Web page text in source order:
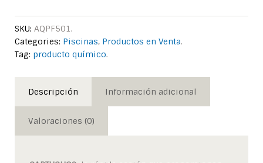
SKU: AQPF501.
Categories: Piscinas, Productos en Venta.
Tag: producto químico.
Descripción Información adicional
Valoraciones (0)